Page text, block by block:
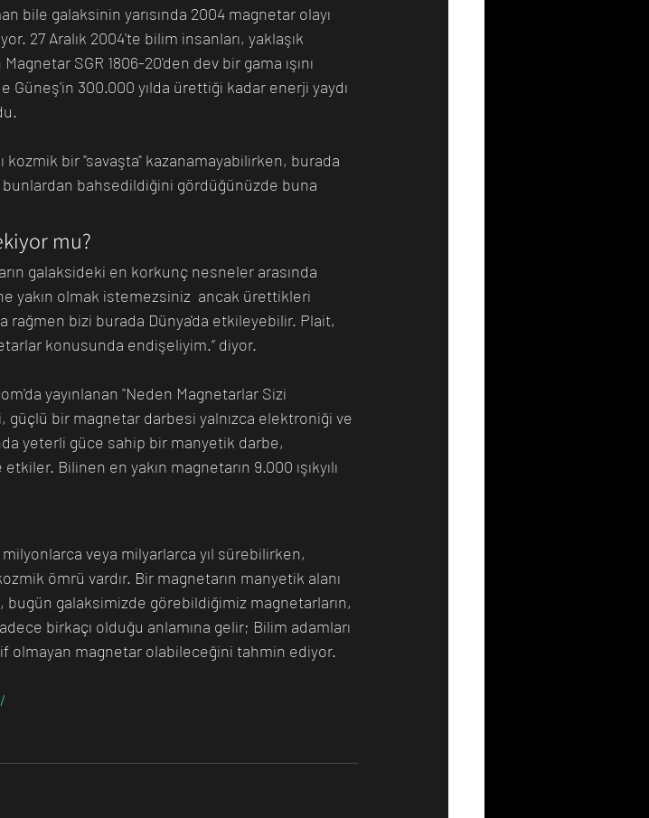
bile galaksinin yarısında 2004 magnetar olayı
27 Aralık 2004'te bilim insanları, yaklaşık
SGR 1806-20'den dev bir gama ışını
Güneş'in 300.000 yılda ürettiği kadar enerji yaydı
bir "savaşta" kazanamayabilirken, burada
bahsedildiğini gördüğünüzde buna
mu?
galaksideki en korkunç nesneler arasında
yakın olmak istemezsiniz  ancak ürettikleri
rağmen bizi burada Dünya'da etkileyebilir. Plait,
konusunda endişeliyim.” diyor.
yayınlanan "Neden Magnetarlar Sizi
güçlü bir magnetar darbesi yalnızca elektroniği ve
yeterli güce sahip bir manyetik darbe,
Bilinen en yakın magnetarın 9.000 ışıkyılı
veya milyarlarca yıl sürebilirken,
ömrü vardır. Bir magnetarın manyetik alanı
bugün galaksimizde görebildiğimiz magnetarların,
birkaçı olduğu anlamına gelir; Bilim adamları
olmayan magnetar olabileceğini tahmin ediyor.